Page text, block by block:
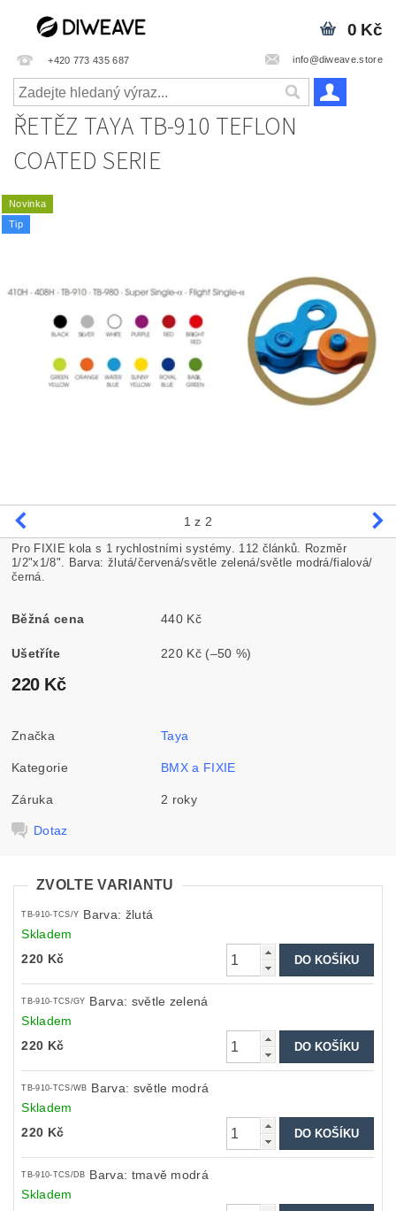
+420 773 435 687 info@diweave.store
0 Kč
ŘETĚZ TAYA TB-910 TEFLON
COATED SERIE
Novinka
Tip
1 z 2
Pro FIXIE kola s 1 rychlostními systémy. 112 článků. Rozměr
1/2"x1/8". Barva: žlutá/červená/světle zelená/světle modrá/fialová/
černá.
Běžná cena 440 Kč
Ušetříte 220 Kč (–50 %)
220 Kč
Značka Taya
Kategorie BMX a FIXIE
Záruka 2 roky
Dotaz
ZVOLTE VARIANTU
TB-910-TCS/Y Barva: žlutá
Skladem
220 Kč
TB-910-TCS/GY Barva: světle zelená
Skladem
220 Kč
TB-910-TCS/WB Barva: světle modrá
Skladem
220 Kč
TB-910-TCS/DB Barva: tmavě modrá
Skladem